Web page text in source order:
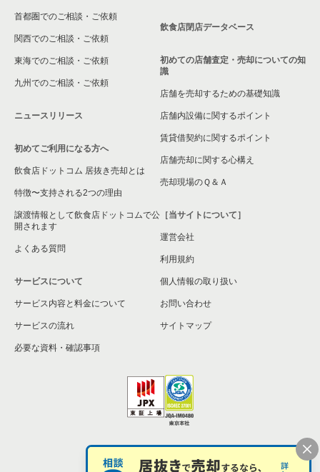
首都圏でのご相談・ご依頼
関西でのご相談・ご依頼
東海でのご相談・ご依頼
九州でのご相談・ご依頼
ニュースリリース
初めてご利用になる方へ
飲食店ドットコム 居抜き売却とは
特徴〜支持される2つの理由
譲渡情報として飲食店ドットコムで公
開されます
よくある質問
サービスについて
サービス内容と料金について
サービスの流れ
必要な資料・確認事項
飲食店閉店データベース
初めての店舗査定・売却についての知
識
店舗を売却するための基礎知識
店舗内設備に関するポイント
賃貸借契約に関するポイント
店舗売却に関する心構え
売却現場のＱ＆Ａ
［当サイトについて］
運営会社
利用規約
個人情報の取り扱い
お問い合わせ
サイトマップ
個人情報の取扱い